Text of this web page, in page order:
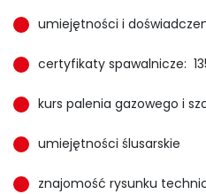
umiejętności i
certyfikaty spawalnicze:
kurs palenia gazowego i
umiejętności ślusarskie
znajomość rysunku